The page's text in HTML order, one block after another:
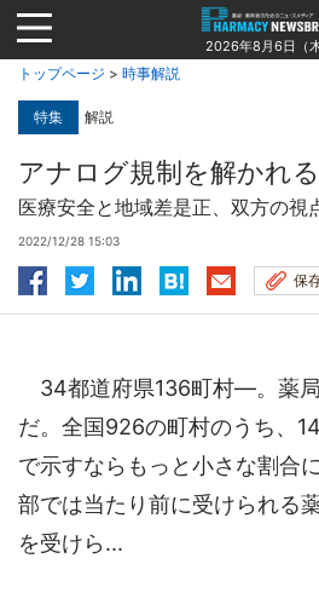
Jump
to
navigation
2026年8月6日（木
トップページ > 時事解説
特集 解説
アナログ規制を解かれる
医療安全と地域差是正、双方の視
2022/12/28 15:03
保
34都道府県136町村―。薬
だ。全国926の町村のうち、
で示すならもっと小さな割合
部では当たり前に受けられる
を受けら...